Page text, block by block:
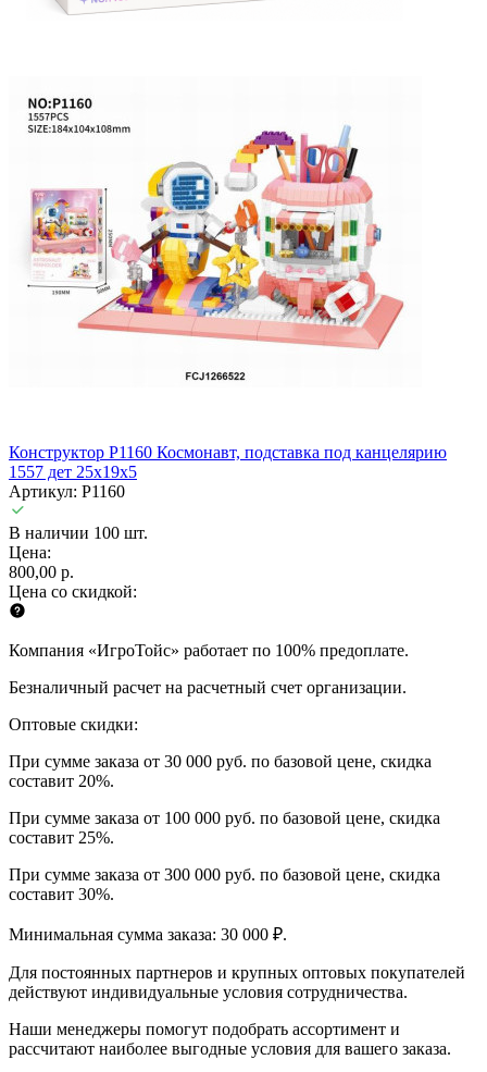
Конструктор P1160 Космонавт, подставка под канцелярию
1557 дет 25х19х5
Артикул: P1160
В наличии 100 шт.
Цена:
800,00 р.
Цена со скидкой:
Компания «ИгроТойс» работает по 100% предоплате.
Безналичный расчет на расчетный счет организации.
Оптовые скидки:
При сумме заказа от 30 000 руб. по базовой цене, скидка
составит 20%.
При сумме заказа от 100 000 руб. по базовой цене, скидка
составит 25%.
При сумме заказа от 300 000 руб. по базовой цене, скидка
составит 30%.
Минимальная сумма заказа: 30 000 ₽.
Для постоянных партнеров и крупных оптовых покупателей
действуют индивидуальные условия сотрудничества.
Наши менеджеры помогут подобрать ассортимент и
рассчитают наиболее выгодные условия для вашего заказа.